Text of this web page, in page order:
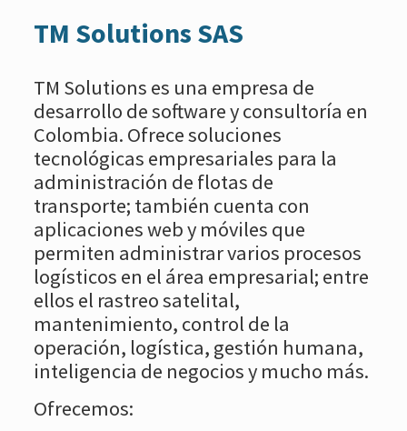
TM Solutions SAS
TM Solutions es una empresa de
desarrollo de software y consultoría en
Colombia. Ofrece soluciones
tecnológicas empresariales para la
administración de flotas de
transporte; también cuenta con
aplicaciones web y móviles que
permiten administrar varios procesos
logísticos en el área empresarial; entre
ellos el rastreo satelital,
mantenimiento, control de la
operación, logística, gestión humana,
inteligencia de negocios y mucho más.
Ofrecemos: